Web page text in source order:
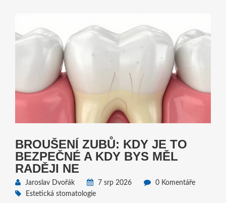
BROUŠENÍ ZUBŮ: KDY JE TO
BEZPEČNÉ A KDY BYS MĚL
RADĚJI NE
Jaroslav Dvořák 7 srp 2026
0 Komentáře
Estetická stomatologie